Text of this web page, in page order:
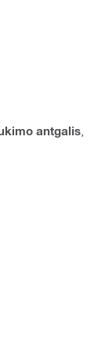
antgalis